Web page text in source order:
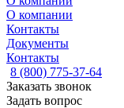
О компании
Контакты
Документы
Контакты
8 (800) 775-37-64
Заказать звонок
Задать вопрос